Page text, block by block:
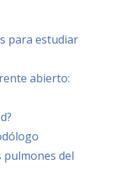
para estudiar
abierto:
pulmones del